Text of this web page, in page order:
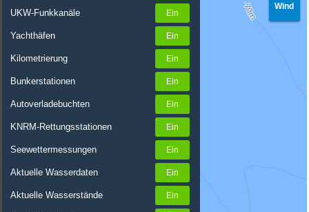
UKW-Funkkanäle
Yachthäfen
Kilometrierung
Bunkerstationen
Autoverladebuchten
KNRM-Rettungsstationen
Seewettermessungen
Aktuelle Wasserdaten
Aktuelle Wasserstände
Wind